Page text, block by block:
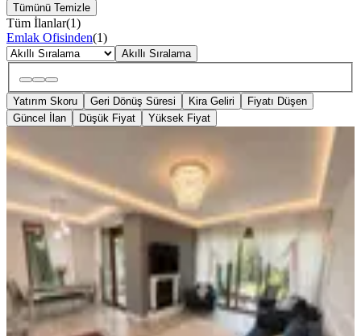
Tümünü Temizle
Tüm İlanlar(1)
Emlak Ofisinden(1)
Akıllı Sıralama
Yatırım Skoru Geri Dönüş Süresi Kira Geliri
Fiyatı Düşen
Güncel İlan
Düşük Fiyat Yüksek Fiyat
Silivri Buyukcavusluda Villa
Silivri, Büyük Çavuşlu Mahallesi
5+1·550 m²·20.06.2026
14.250.000 ₺
EGE GAYRİMENKULBahadır Çalışkaner